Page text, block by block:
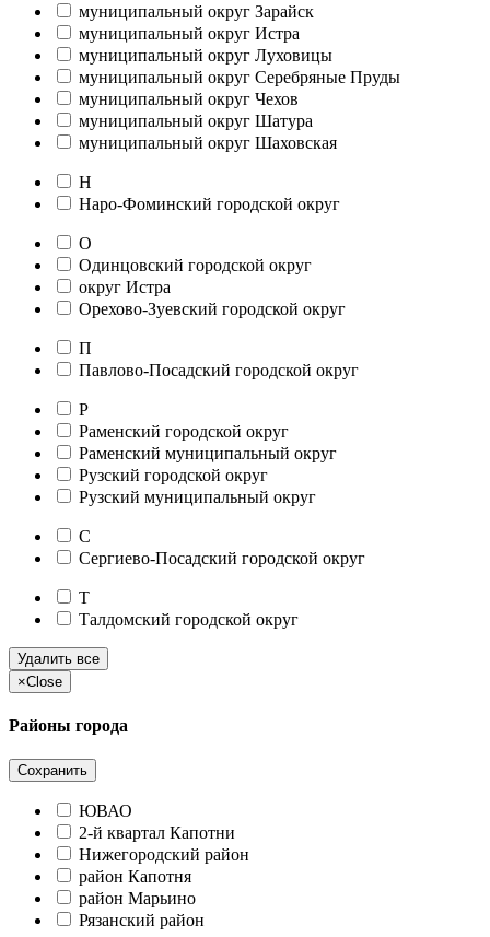
муниципальный округ Зарайск
муниципальный округ Истра
муниципальный округ Луховицы
муниципальный округ Серебряные Пруды
муниципальный округ Чехов
муниципальный округ Шатура
муниципальный округ Шаховская
Н
Наро-Фоминский городской округ
О
Одинцовский городской округ
округ Истра
Орехово-Зуевский городской округ
П
Павлово-Посадский городской округ
Р
Раменский городской округ
Раменский муниципальный округ
Рузский городской округ
Рузский муниципальный округ
С
Сергиево-Посадский городской округ
Т
Талдомский городской округ
Удалить все
×Close
Районы города
Сохранить
ЮВАО
2-й квартал Капотни
Нижегородский район
район Капотня
район Марьино
Рязанский район